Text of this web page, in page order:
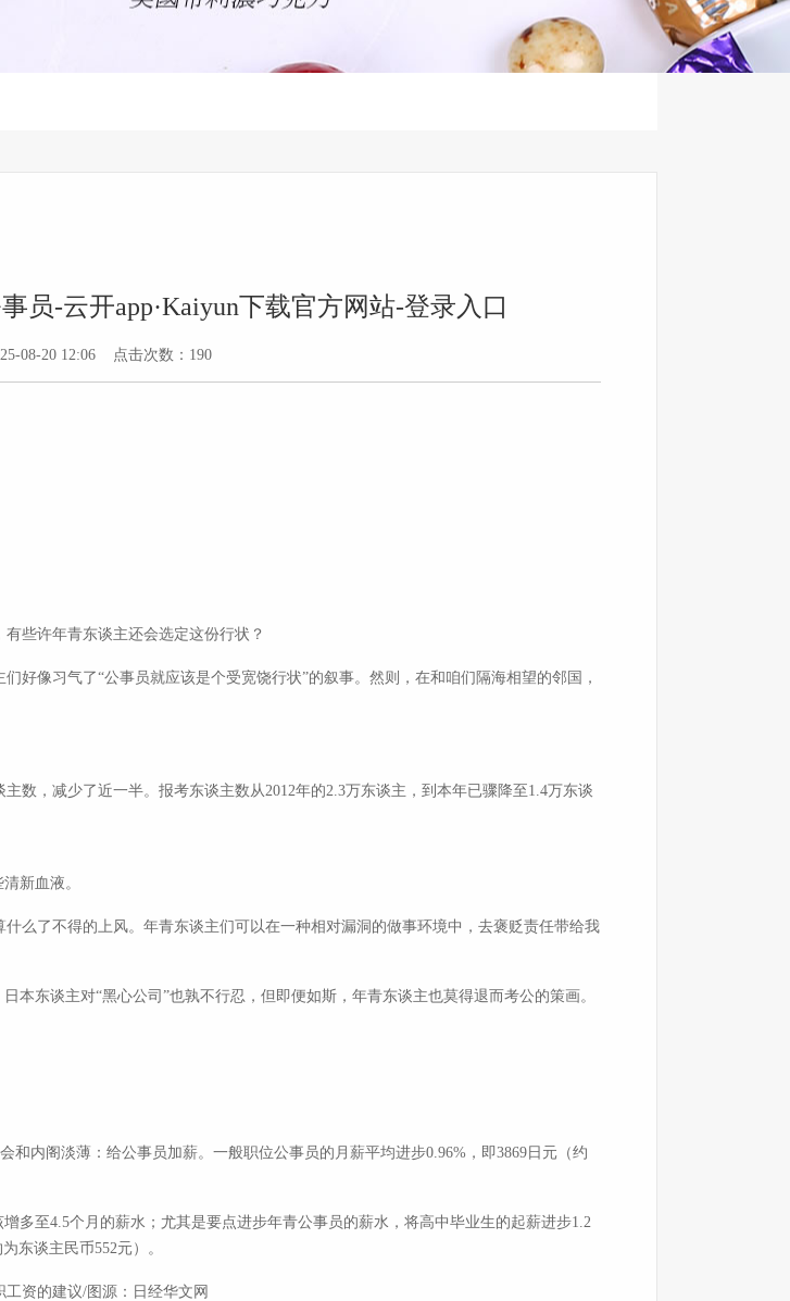
员-云开app·Kaiyun下载官方网站-登录入口
08-20 12:06 点击次数：190
些许年青东谈主还会选定这份行状？
好像习气了“公事员就应该是个受宽饶行状”的叙事。然则，在和咱们隔海相望的邻国，
数，减少了近一半。报考东谈主数从2012年的2.3万东谈主，到本年已骤降至1.4万东谈
新血液。
么了不得的上风。年青东谈主们可以在一种相对漏洞的做事环境中，去褒贬责任带给我
本东谈主对“黑心公司”也孰不行忍，但即便如斯，年青东谈主也莫得退而考公的策画。
和内阁淡薄：给公事员加薪。一般职位公事员的月薪平均进步0.96%，即3869日元（约
多至4.5个月的薪水；尤其是要点进步年青公事员的薪水，将高中毕业生的起薪进步1.2
东谈主民币552元）。
资的建议/图源：日经华文网